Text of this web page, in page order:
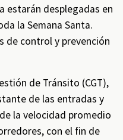
estarán desplegadas en
la Semana Santa.
de control y prevención
de Tránsito (CGT),
de las entradas y
la velocidad promedio
con el fin de